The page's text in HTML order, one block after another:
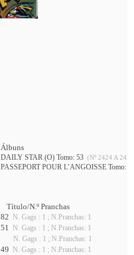
Álbuns
DAILY STAR (O) Tomo: 53 (Nº 2424 A
PASSEPORT POUR L’ANGOISSE Tomo: 3
Título/N.º Pranchas
82 N. Gags : 1 ; N.Pranchas: 1
51 N. Gags : 1 ; N.Pranchas: 1
N. Gags : 1 ; N.Pranchas: 1
49 N. Gags : 1 ; N.Pranchas: 1